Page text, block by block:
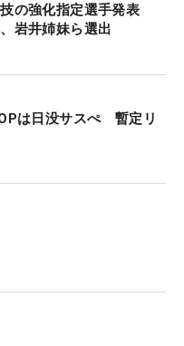
の強化指定選手発表
岩井姉妹ら選出
は日没サスぺ 暫定リ